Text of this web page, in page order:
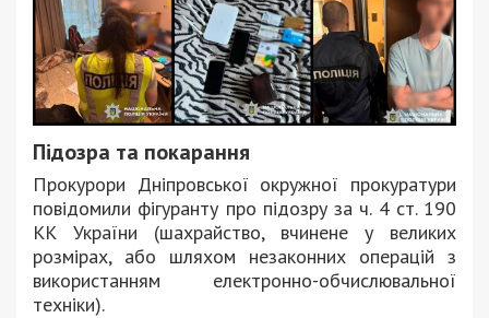
Підозра та покарання
Прокурори Дніпровської окружної прокуратури
повідомили фігуранту про підозру за ч. 4 ст. 190
КК України (шахрайство, вчинене у великих
розмірах, або шляхом незаконних операцій з
використанням електронно-обчислювальної
техніки).